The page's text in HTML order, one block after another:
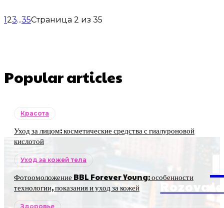
123...35Страница 2 из 35
Popular articles
Красота
Уход за лицом: косметические средства с гиалуроновой
кислотой
Уход за кожей тела
Фотоомоложение BBL Forever Young: особенности
технологии, показания и уход за кожей
Здоровье